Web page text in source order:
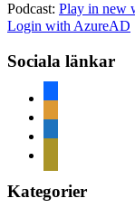
Podcast: Play in new
Login with AzureAD
Sociala länkar
Kategorier